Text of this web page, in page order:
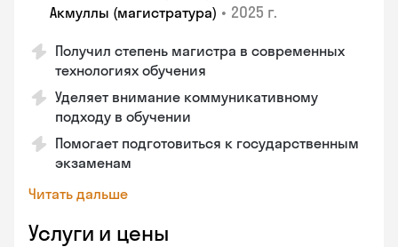
Акмуллы (магистратура) • 2025 г.
Получил степень магистра в современных
технологиях обучения
Уделяет внимание коммуникативному
подходу в обучении
Помогает подготовиться к государственным
экзаменам
Читать дальше
Услуги и цены